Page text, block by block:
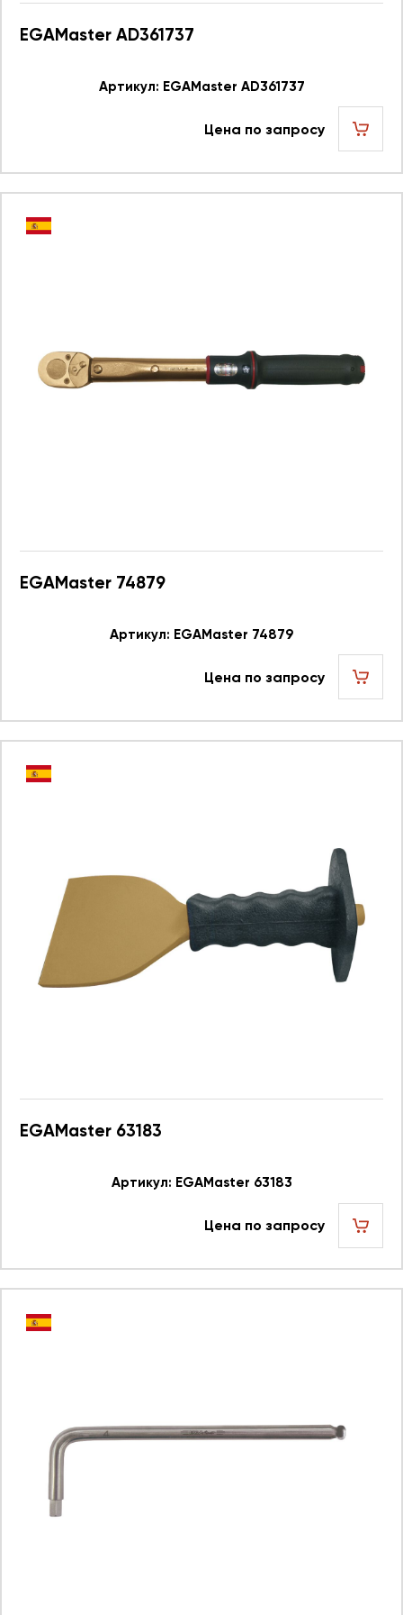
EGAMaster AD361737
Артикул: EGAMaster AD361737
Цена по запросу
EGAMaster 74879
Артикул: EGAMaster 74879
Цена по запросу
EGAMaster 63183
Артикул: EGAMaster 63183
Цена по запросу